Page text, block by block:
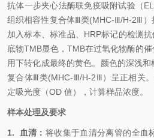
抗体一步夹心法酶联免疫吸附试验（
组织相容性复合体Ⅲ类(MHC-Ⅲ/H-2Ⅲ）
加入标本、标准品、HRP标记的检测
底物TMB显色，TMB在过氧化物酶的
用下转化成最终的黄色。颜色的深浅
复合体Ⅲ类(MHC-Ⅲ/H-2Ⅲ）呈正相关
定吸光度（OD 值），计算样品浓度。
样本处理及要求
1. 血清： 将收集于血清分离管的全血